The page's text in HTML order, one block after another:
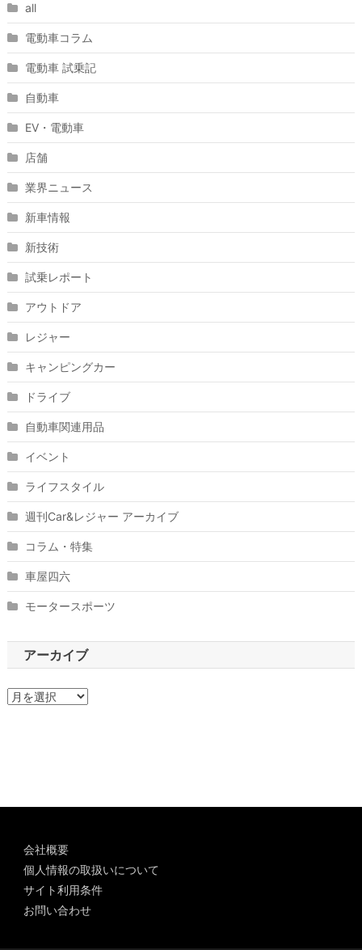
all
電動車コラム
電動車 試乗記
自動車
EV・電動車
店舗
業界ニュース
新車情報
新技術
試乗レポート
アウトドア
レジャー
キャンピングカー
ドライブ
自動車関連用品
イベント
ライフスタイル
週刊Car&レジャー アーカイブ
コラム・特集
車屋四六
モータースポーツ
アーカイブ
ア
会社概要
個人情報の取扱いについて
サイト利用条件
お問い合わせ